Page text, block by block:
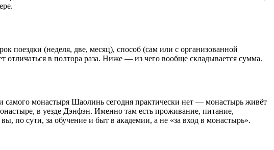
поездки (неделя, две, месяц), способ (сам или с организованной
в полтора раза. Ниже — из чего вообще складывается сумма.
самого монастыря Шаолинь сегодня практически нет — монастырь живёт
в уезде Дэнфэн. Именно там есть проживание, питание,
по сути, за обучение и быт в академии, а не «за вход в монастырь».